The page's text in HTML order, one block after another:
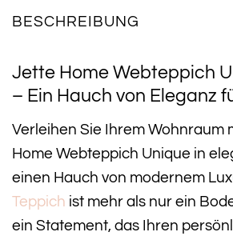
BESCHREIBUNG
Jette Home Webteppich
– Ein Hauch von Eleganz
Verleihen Sie Ihrem Wohnraum
Home Webteppich Unique in
einen Hauch von modernem
Teppich ist mehr als nur ein
ein Statement, das Ihren